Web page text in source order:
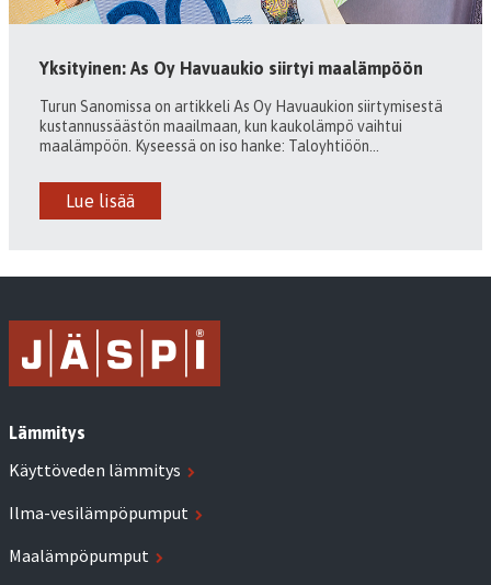
Yksityinen: As Oy Havuaukio siirtyi maalämpöön
Turun Sanomissa on artikkeli As Oy Havuaukion siirtymisestä
kustannussäästön maailmaan, kun kaukolämpö vaihtui
maalämpöön. Kyseessä on iso hanke: Taloyhtiöön...
Lue lisää
Lämmitys
Käyttöveden lämmitys
Ilma-vesilämpöpumput
Maalämpöpumput